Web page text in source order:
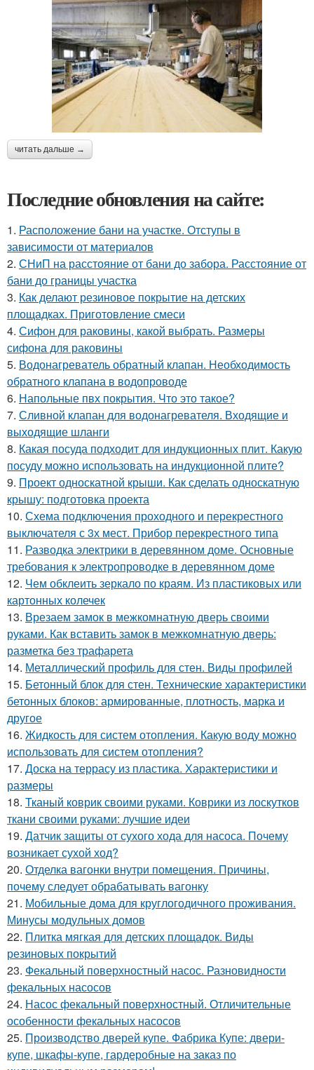
читать дальше →
Последние обновления на сайте:
1. Расположение бани на участке. Отступы в
зависимости от материалов
2. СНиП на расстояние от бани до забора. Расстояние от
бани до границы участка
3. Как делают резиновое покрытие на детских
площадках. Приготовление смеси
4. Сифон для раковины, какой выбрать. Размеры
сифона для раковины
5. Водонагреватель обратный клапан. Необходимость
обратного клапана в водопроводе
6. Напольные пвх покрытия. Что это такое?
7. Сливной клапан для водонагревателя. Входящие и
выходящие шланги
8. Какая посуда подходит для индукционных плит. Какую
посуду можно использовать на индукционной плите?
9. Проект односкатной крыши. Как сделать односкатную
крышу: подготовка проекта
10. Схема подключения проходного и перекрестного
выключателя с 3х мест. Прибор перекрестного типа
11. Разводка электрики в деревянном доме. Основные
требования к электропроводке в деревянном доме
12. Чем обклеить зеркало по краям. Из пластиковых или
картонных колечек
13. Врезаем замок в межкомнатную дверь своими
руками. Как вставить замок в межкомнатную дверь:
разметка без трафарета
14. Металлический профиль для стен. Виды профилей
15. Бетонный блок для стен. Технические характеристики
бетонных блоков: армированные, плотность, марка и
другое
16. Жидкость для систем отопления. Какую воду можно
использовать для систем отопления?
17. Доска на террасу из пластика. Характеристики и
размеры
18. Тканый коврик своими руками. Коврики из лоскутков
ткани своими руками: лучшие идеи
19. Датчик защиты от сухого хода для насоса. Почему
возникает сухой ход?
20. Отделка вагонки внутри помещения. Причины,
почему следует обрабатывать вагонку
21. Мобильные дома для круглогодичного проживания.
Минусы модульных домов
22. Плитка мягкая для детских площадок. Виды
резиновых покрытий
23. Фекальный поверхностный насос. Разновидности
фекальных насосов
24. Насос фекальный поверхностный. Отличительные
особенности фекальных насосов
25. Производство дверей купе. Фабрика Купе: двери-
купе, шкафы-купе, гардеробные на заказ по